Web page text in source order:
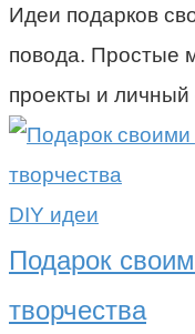
Идеи подарков
повода. Простые
проекты и личный
DIY идеи
Подарок
творчества